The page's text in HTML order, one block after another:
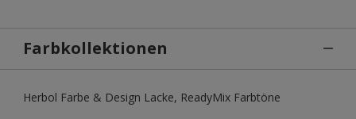
Farbkollektionen
Herbol Farbe & Design Lacke, ReadyMix Farbtöne